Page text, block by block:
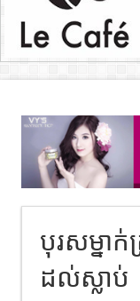
បុរសម្នា
ដល់ស្លាប់